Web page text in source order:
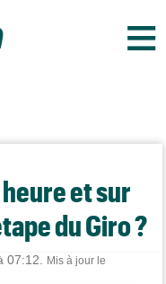
≡
et sur
du Giro ?
07:12.
Mis à jour le